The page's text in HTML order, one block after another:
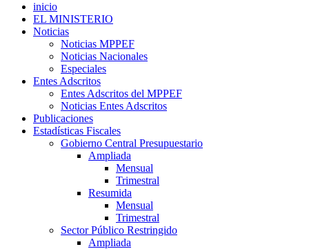
inicio
EL MINISTERIO
Noticias
Noticias MPPEF
Noticias Nacionales
Especiales
Entes Adscritos
Entes Adscritos del MPPEF
Noticias Entes Adscritos
Publicaciones
Estadísticas Fiscales
Gobierno Central Presupuestario
Ampliada
Mensual
Trimestral
Resumida
Mensual
Trimestral
Sector Público Restringido
Ampliada